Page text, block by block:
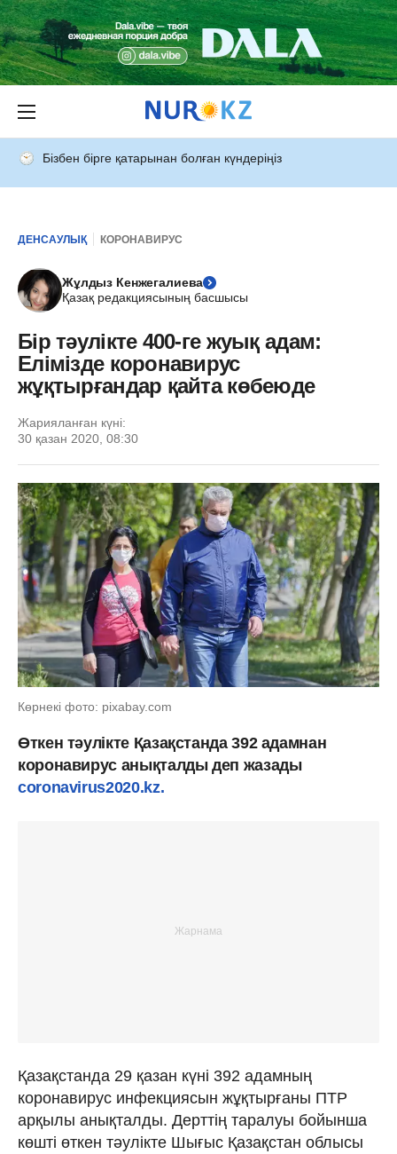
Бізбен бірге қатарынан болған күндеріңіз
ДЕНСАУЛЫҚ КОРОНАВИРУС
Жұлдыз Кенжегалиева
Қазақ редакциясының басшысы
Бір тәулікте 400-ге жуық адам:
Елімізде коронавирус
жұқтырғандар қайта көбеюде
Жарияланған күні:
30 қазан 2020, 08:30
Көрнекі фото: pixabay.com
Өткен тәулікте Қазақстанда 392 адамнан
коронавирус анықталды деп жазады
coronavirus2020.kz.
Қазақстанда 29 қазан күні 392 адамның
коронавирус инфекциясын жұқтырғаны ПТР
арқылы анықталды. Дерттің таралуы бойынша
көшті өткен тәулікте Шығыс Қазақстан облысы